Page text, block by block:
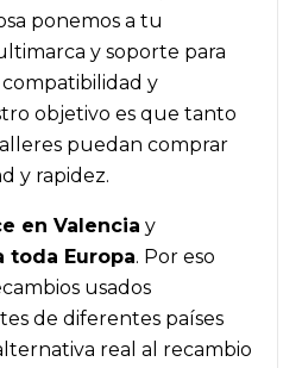
ponemos a tu
y soporte para
y
objetivo es que tanto
puedan comprar
y rapidez.
en Valencia y
toda Europa. Por eso
usados
de diferentes países
real al recambio